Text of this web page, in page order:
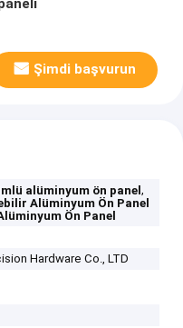
Şimdi başvurun
alüminyum ön panel,
Alüminyum Ön Panel
Ön Panel
Hardware Co., LTD